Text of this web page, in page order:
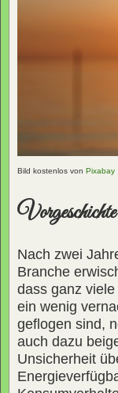
Bild kostenlos von Pixabay
Vorgeschichte
Nach zwei
Branche
dass ganz
ein wenig
geflogen sind,
auch dazu
Unsicherheit